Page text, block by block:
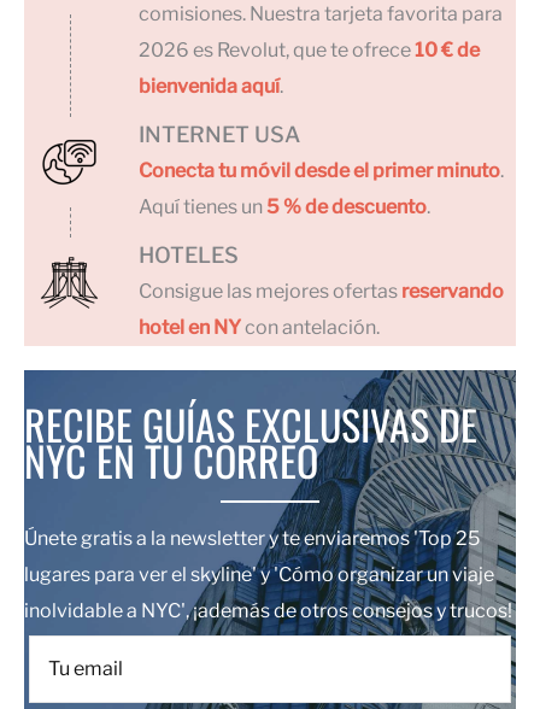
comisiones. Nuestra tarjeta favorita para
2026 es Revolut, que te ofrece10 € de
bienvenida aquí.
INTERNET USA
Conecta tu móvil desde el primer minuto.
Aquí tienes un 5 % de descuento.
HOTELES
Consigue las mejores ofertas reservando
hotel en NYcon antelación.
RECIBE GUÍAS EXCLUSIVAS DE
NYC EN TU CORREO
Únete gratis a la newsletter y te enviaremos 'Top 25
lugares para ver el skyline' y 'Cómo organizar un viaje
inolvidable a NYC', ¡además de otros consejos y trucos!